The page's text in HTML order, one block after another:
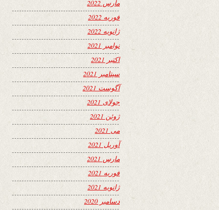
مارس 2022
فوریه 2022
ژانویه 2022
نوامبر 2021
اکتبر 2021
سپتامبر 2021
آگوست 2021
جولای 2021
ژوئن 2021
می 2021
آوریل 2021
مارس 2021
فوریه 2021
ژانویه 2021
دسامبر 2020